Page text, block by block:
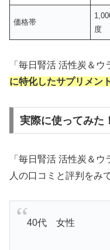
価格帯
度
「毎日腎活 活性炭＆ウ
に特化したサプリメント
実際に使ってみた
「毎日腎活 活性炭＆
人の口コミと評判をみ
40代 女性